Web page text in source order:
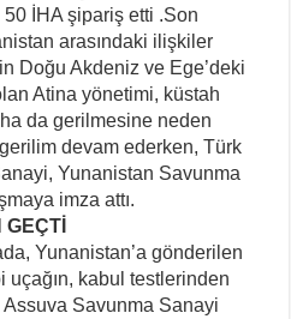
İHA şipariş etti .Son
arasındaki ilişkiler
Doğu Akdeniz ve Ege’deki
Atina yönetimi, küstah
da gerilmesine neden
devam ederken, Türk
Yunanistan Savunma
imza attı.
Yunanistan’a gönderilen
uçağın, kabul testlerinden
Savunma Sanayi